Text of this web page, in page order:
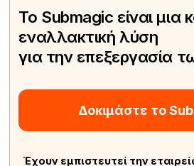
Το Submagic είναι μια
εναλλακτική λύση
για την επεξεργασία
Δοκιμάστε το
Έχουν εμπιστευτεί την